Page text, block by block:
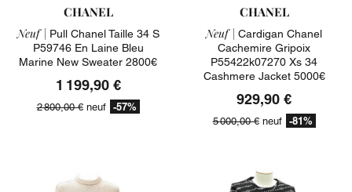
CHANEL
Neuf | Pull Chanel Taille 34 S
P59746 En Laine Bleu
Marine New Sweater 2800€
1 199,90 €
2 800,00 €neuf -57%
CHANEL
Neuf | Cardigan Chanel
Cachemire Gripoix
P55422k07270 Xs 34
Cashmere Jacket 5000€
929,90 €
5 000,00 €neuf -81%